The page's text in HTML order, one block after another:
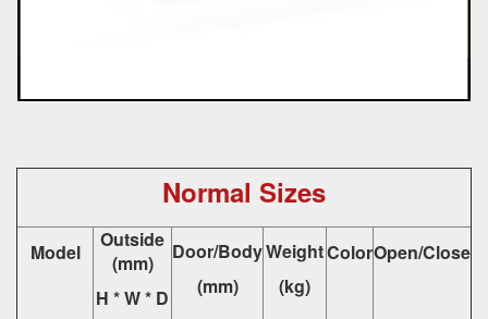
Normal Sizes
Model
Outside
(mm)
H * W * D
Door/Body
(mm)
Weight
(kg)
ColorOpen/Close